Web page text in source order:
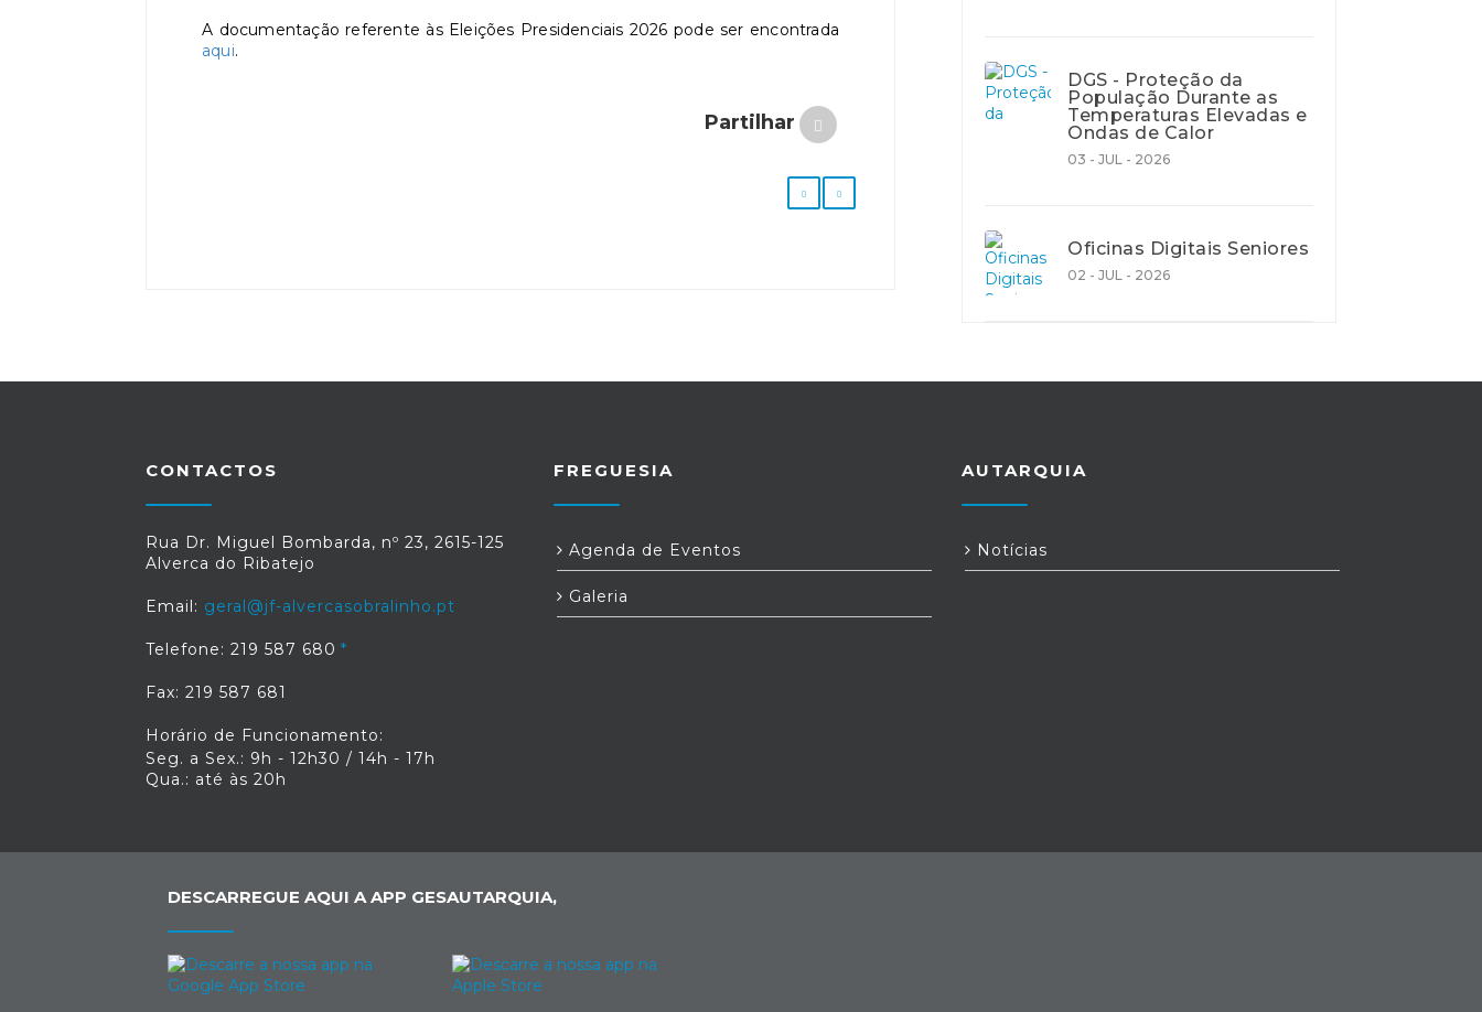
A documentação referente às Eleições Presidenciais 2026 pode ser encontrada
aqui.
Partilhar
DGS - Proteção da
População Durante as
Temperaturas Elevadas e
Ondas de Calor
03 - JUL - 2026
Oficinas Digitais Seniores
02 - JUL - 2026
CONTACTOS
Rua Dr. Miguel Bombarda, nº 23, 2615-125
Alverca do Ribatejo
Email: geral@jf-alvercasobralinho.pt
Telefone: 219 587 680
Fax: 219 587 681
Horário de Funcionamento:
Seg. a Sex.: 9h - 12h30 / 14h - 17h
Qua.: até às 20h
FREGUESIA
Agenda de Eventos
Galeria
AUTARQUIA
Notícias
DESCARREGUE AQUI A APP GESAUTARQUIA,